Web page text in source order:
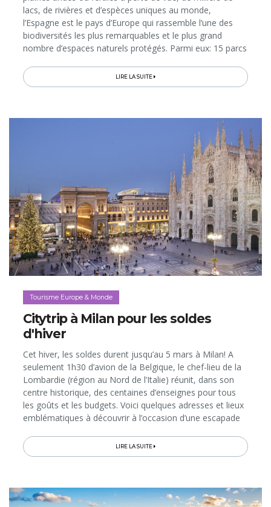
lacs, de rivières et d’espèces uniques au monde,
l’Espagne est le pays d’Europe qui rassemble l’une des
biodiversités les plus remarquables et le plus grand
nombre d’espaces naturels protégés. Parmi eux: 15 parcs
Unesco. Réparties aux quatre coins du territoire, ces
zones offrent des climats diversifiés qui permettent de
LIRE LA SUITE
Tourisme Europe & Monde
Citytrip à Milan pour les soldes
d'hiver
Cet hiver, les soldes durent jusqu’au 5 mars à Milan! A
seulement 1h30 d’avion de la Belgique, le chef-lieu de la
Lombardie (région au Nord de l’Italie) réunit, dans son
centre historique, des centaines d’enseignes pour tous
les goûts et les budgets. Voici quelques adresses et lieux
emblématiques à découvrir à l’occasion d’une escapade
LIRE LA SUITE